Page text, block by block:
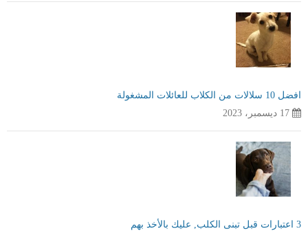
افضل 10 سلالات من الكلاب للعائلات المشغولة
17 ديسمبر، 2023
3 اعتبارات قبل تبنى الكلب, عليك بالأخذ بهم